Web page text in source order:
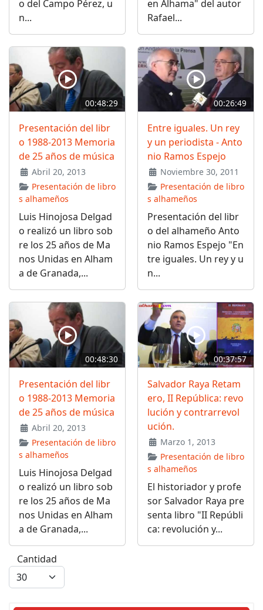
o del Campo Pérez, u
n...
en Alhama" del autor
Rafael...
00:48:29
Presentación del libr
o 1988-2013 Memoria
de 25 años de música
Abril 20, 2013
Presentación de libro
s alhameños
Luis Hinojosa Delgad
o realizó un libro sob
re los 25 años de Ma
nos Unidas en Alham
a de Granada,...
00:26:49
Entre iguales. Un rey
y un periodista - Anto
nio Ramos Espejo
Noviembre 30, 2011
Presentación de libro
s alhameños
Presentación del libr
o del alhameño Anto
nio Ramos Espejo "En
tre iguales. Un rey y u
n...
00:48:30
Presentación del libr
o 1988-2013 Memoria
de 25 años de música
Abril 20, 2013
Presentación de libro
s alhameños
Luis Hinojosa Delgad
o realizó un libro sob
re los 25 años de Ma
nos Unidas en Alham
a de Granada,...
00:37:57
Salvador Raya Retam
ero, II República: revo
lución y contrarrevol
ución.
Marzo 1, 2013
Presentación de libro
s alhameños
El historiador y profe
sor Salvador Raya pre
senta libro "II Repúbli
ca: revolución y...
Cantidad